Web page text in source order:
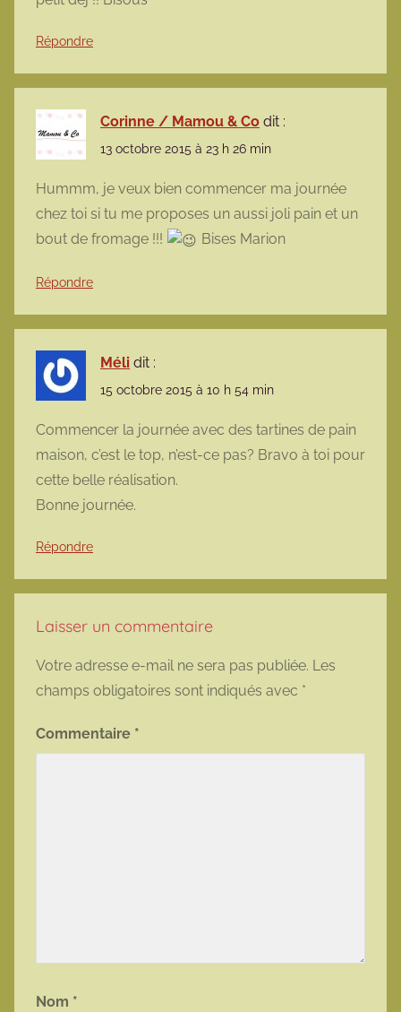
Répondre
Corinne / Mamou & Co dit :
13 octobre 2015 à 23 h 26 min
Hummm, je veux bien commencer ma journée
chez toi si tu me proposes un aussi joli pain et un
bout de fromage !!!
Bises Marion
Répondre
Méli dit :
15 octobre 2015 à 10 h 54 min
Commencer la journée avec des tartines de pain
maison, c’est le top, n’est-ce pas? Bravo à toi pour
cette belle réalisation.
Bonne journée.
Répondre
Laisser un commentaire
Votre adresse e-mail ne sera pas publiée. Les
champs obligatoires sont indiqués avec *
Commentaire *
Nom *